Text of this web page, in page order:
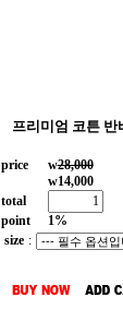
프리미엄 코튼
price w28,000
w14,000
total
point
1%
size :